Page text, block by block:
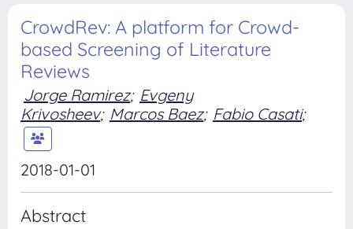
CrowdRev: A platform for Crowd-
based Screening of Literature
Reviews
Jorge Ramirez; Evgeny
Krivosheev; Marcos Baez; Fabio Casati;
2018-01-01
Abstract